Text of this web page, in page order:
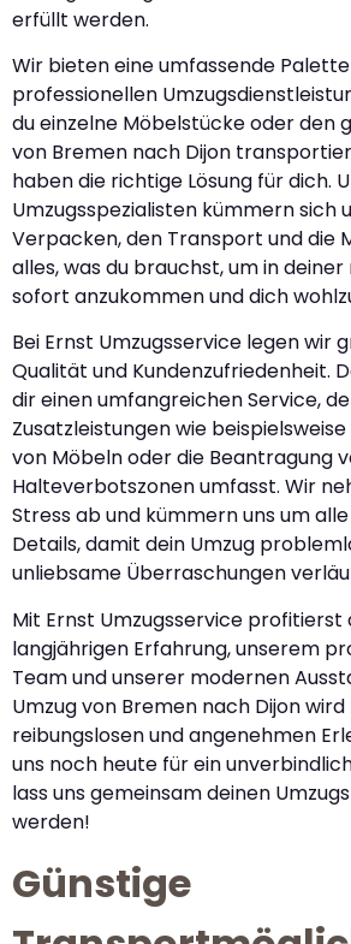
erfüllt werden.
Wir bieten eine umfassende
professionellen
du einzelne Möbelstücke oder den
von Bremen nach Dijon
haben die richtige Lösung für dich.
Umzugsspezialisten kümmern sich
Verpacken, den Transport und die
alles, was du brauchst, um in
sofort anzukommen und dich
Bei Ernst Umzugsservice legen wir
Qualität und Kundenzufriedenheit.
dir einen umfangreichen Service,
Zusatzleistungen wie
von Möbeln oder die Beantragung
Halteverbotszonen umfasst. Wir
Stress ab und kümmern uns um
Details, damit dein Umzug
unliebsame Überraschungen
Mit Ernst Umzugsservice profitierst
langjährigen Erfahrung, unserem
Team und unserer modernen
Umzug von Bremen nach Dijon wird
reibungslosen und angenehmen
uns noch heute für ein
lass uns gemeinsam deinen
werden!
Günstige